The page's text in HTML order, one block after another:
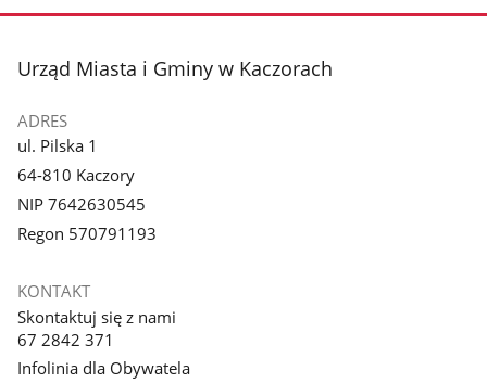
stopka
Urząd Miasta i Gminy w Kaczorach
ADRES
ul. Pilska 1
64-810 Kaczory
NIP 7642630545
Regon 570791193
KONTAKT
Skontaktuj się z nami
67 2842 371
Infolinia dla Obywatela